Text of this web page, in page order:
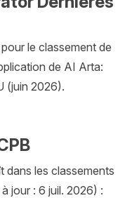
le classement de
de AI Arta:
(juin 2026).
dans les classements
jour : 6 juil. 2026) :